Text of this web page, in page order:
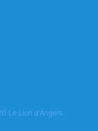
Le Lion d'Angers